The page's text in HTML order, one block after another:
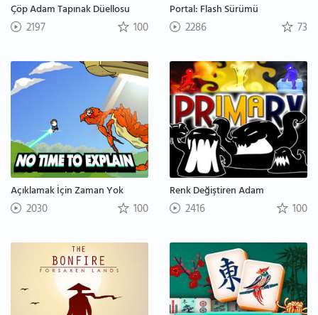
Çöp Adam Tapınak Düellosu
2197 100
Portal: Flash Sürümü
2286 73
Açıklamak İçin Zaman Yok
2030 100
Renk Değiştiren Adam
2416 100